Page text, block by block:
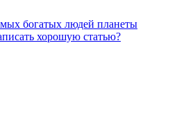
богатых людей планеты
хорошую статью?